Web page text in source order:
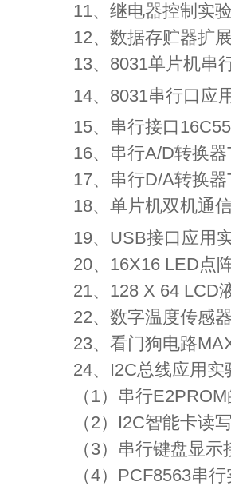
11、继电器控制实
12、数据存贮器扩
13、8031单片机串
14、8031串行口应
15、串行接口
16、串行A/D转换
17、串行D/A转换
18、单片机双机通
19、USB接口应用
20、16X16 LED点
21、128 X 64 LCD
22、数字温度传感
23、看门狗电路
24、I2C总线应用实
（1）串行
（2）I2C智能卡读
（3）串行键盘显
（4）PCF8563串